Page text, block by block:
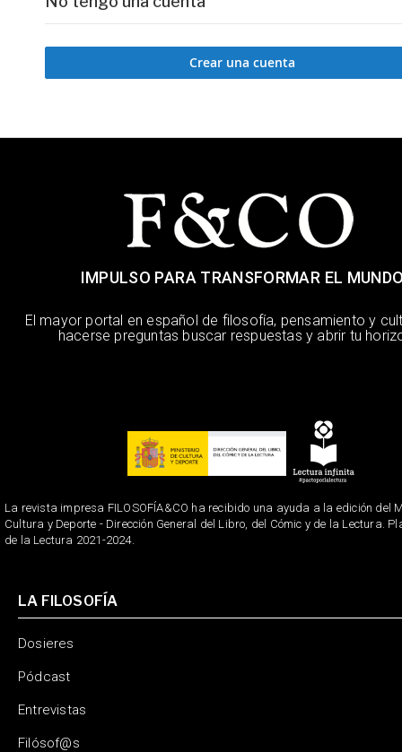
Crear una cuenta
IMPULSO PARA TRANSFORMAR EL
El mayor portal en español de filosofía, pensamiento y
hacerse preguntas buscar respuestas y abrir tu
La revista impresa FILOSOFÍA&CO ha recibido una ayuda a la edición del
Cultura y Deporte - Dirección General del Libro, del Cómic y de la Lectura.
de la Lectura 2021-2024.
LA FILOSOFÍA
Dosieres
Pódcast
Entrevistas
Filósof@s